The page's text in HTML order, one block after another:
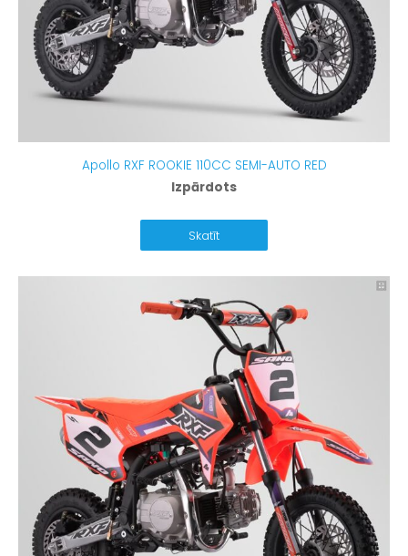
Apollo RXF ROOKIE 110CC SEMI-AUTO RED
Izpārdots
Skatīt